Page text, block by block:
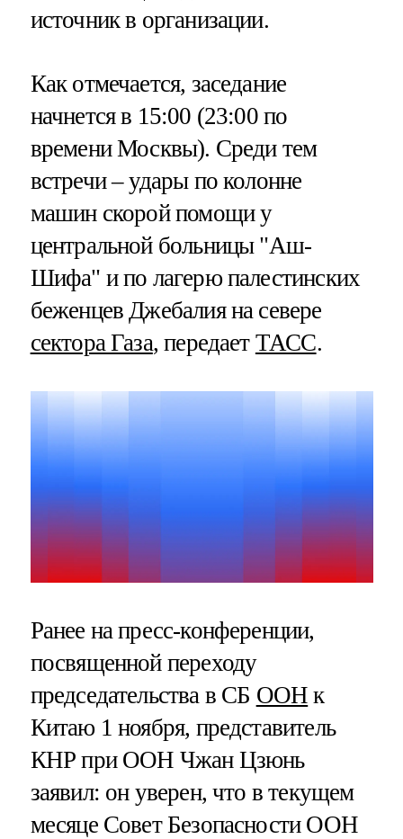
источник в организации.
Как отмечается, заседание
начнется в 15:00 (23:00 по
времени Москвы). Среди тем
встречи – удары по колонне
машин скорой помощи у
центральной больницы "Аш-
Шифа" и по лагерю палестинских
беженцев Джебалия на севере
сектора Газа, передает ТАСС.
Ранее на пресс-конференции,
посвященной переходу
председательства в СБ ООН к
Китаю 1 ноября, представитель
КНР при ООН Чжан Цзюнь
заявил: он уверен, что в текущем
месяце Совет Безопасности ООН